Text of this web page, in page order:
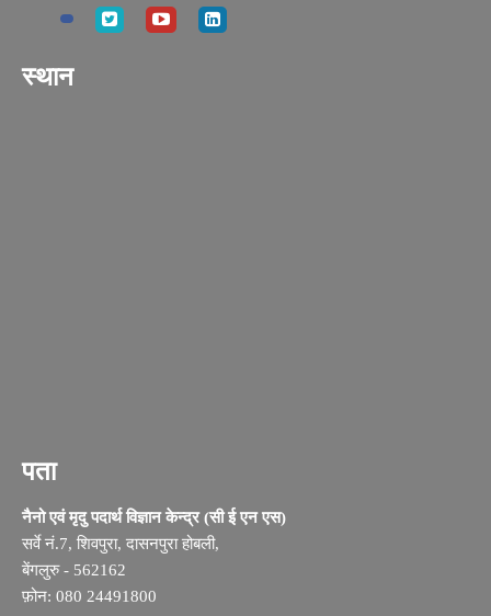
स्थान
पता
नैनो एवं मृदु पदार्थ विज्ञान केन्द्र (सी ई एन एस)
सर्वे नं.7, शिवपुरा, दासनपुरा होबली,
बेंगलुरु - 562162
फ़ोन: 080 24491800